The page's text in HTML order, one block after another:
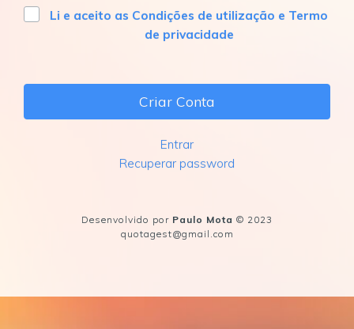
Li e aceito as Condições de utilização e Termo
de privacidade
Criar Conta
Entrar
Recuperar password
Desenvolvido por Paulo Mota © 2023
quotagest@gmail.com